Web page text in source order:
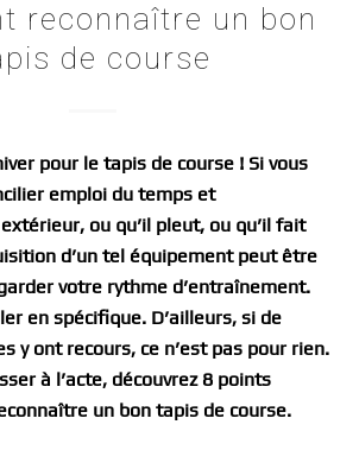
reconnaître un bon
de course
pour le tapis de course ! Si vous
emploi du temps et
ou qu’il pleut, ou qu’il fait
d’un tel équipement peut être
votre rythme d’entraînement.
en spécifique. D’ailleurs, si de
y ont recours, ce n’est pas pour rien.
à l’acte, découvrez 8 points
un bon tapis de course.